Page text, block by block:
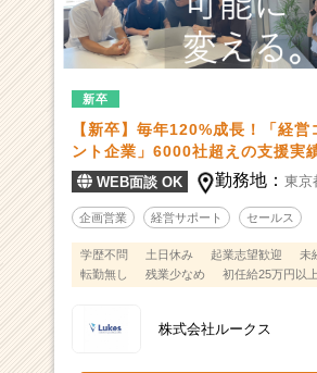
新卒
【新卒】毎年120%成長！「経営
ント企業」6000社超えの支援実
WEB面談 OK 勤務地：東京
企画営業 経営サポート セールス
学歴不問 土日休み 起業志望歓迎
未
転勤無し
残業少なめ 初任給25万円以上
株式会社ルークス